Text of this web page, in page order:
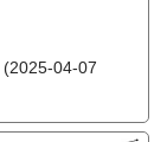
(2025-04-07